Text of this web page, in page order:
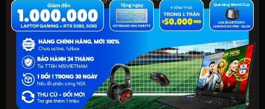
- Laptop Gaming RTX 5080: Giảm đến 2 TRIỆU +
KEYBOARD 3in1 RGB
CHƯƠNG TRÌNH ƯU ĐÃI
CHỌN 1 TRONG CÁC KHUYẾN MÃI: